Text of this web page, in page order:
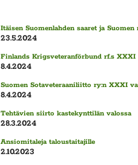
Itäisen Suomenlahden saaret ja
23.5.2024
Finlands Krigsveteranförbund rf.s
8.4.2024
Suomen Sotaveteraaniliitto ry:n XXXI
8.4.2024
Tehtävien siirto kastekynttilän valossa
28.3.2024
Ansiomitaleja taloustaitajille
2.10.2023